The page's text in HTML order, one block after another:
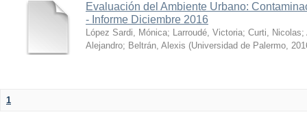
Evaluación del Ambiente Urbano:
- Informe Diciembre 2016
López Sardi, Mónica; Larroudé, Victoria; Curti, Nicolas;
Alejandro; Beltrán, Alexis (Universidad de Palermo,
1